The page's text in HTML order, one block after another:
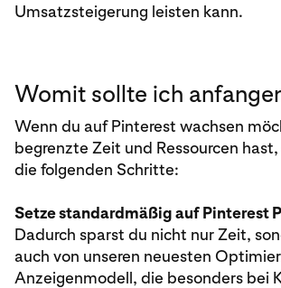
Umsatzsteigerung leisten kann.
Womit sollte ich
Wenn du auf Pinterest wachsen
begrenzte Zeit und Ressourcen
die folgenden Schritte:
Setze standardmäßig auf Pinterest
Dadurch sparst du nicht nur Zeit,
auch von unseren neuesten
Anzeigenmodell, die besonders bei